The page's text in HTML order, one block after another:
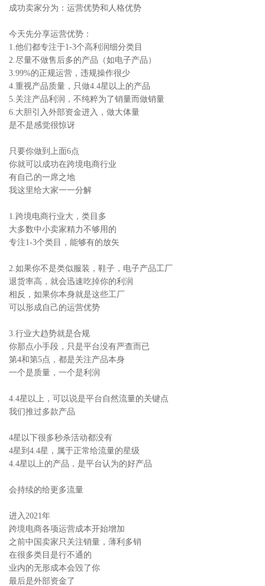
成功卖家分为：运营优势和人格优势
今天先分享运营优势：
1.他们都专注于1-3个高利润细分类目
2.尽量不做售后多的产品（如电子产品）
3.99%的正规运营，违规操作很少
4.重视产品质量，只做4.4星以上的产品
5.关注产品利润，不纯粹为了销量而做销量
6.大胆引入外部资金进入，做大体量
是不是感觉很惊讶
只要你做到上面6点
你就可以成功在跨境电商行业
有自己的一席之地
我这里给大家一一分解
1.跨境电商行业大，类目多
大多数中小卖家精力不够用的
专注1-3个类目，能够有的放矢
2.如果你不是类似服装，鞋子，电子产品工厂
退货率高，就会迅速吃掉你的利润
相反，如果你本身就是这些工厂
可以形成自己的运营优势
3.行业大趋势就是合规
你那点小手段，只是平台没有严查而已
第4和第5点，都是关注产品本身
一个是质量，一个是利润
4.4星以上，可以说是平台自然流量的关键点
我们推过多款产品
4星以下很多秒杀活动都没有
4星到4.4星，属于正常给流量的星级
4.4星以上的产品，是平台认为的好产品
会持续的给更多流量
进入2021年
跨境电商各项运营成本开始增加
之前中国卖家只关注销量，薄利多销
在很多类目是行不通的
业内的无形成本会毁了你
最后是外部资金了